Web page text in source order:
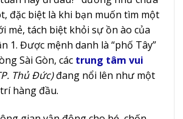
đặc biệt là khi bạn muốn tìm một
mẻ, tách biệt khỏi sự ồn ào của
1. Được mệnh danh là “phố Tây”
Sài Gòn, các trung tâm vui
Thủ Đức)đang nổi lên như một
hàng đầu.